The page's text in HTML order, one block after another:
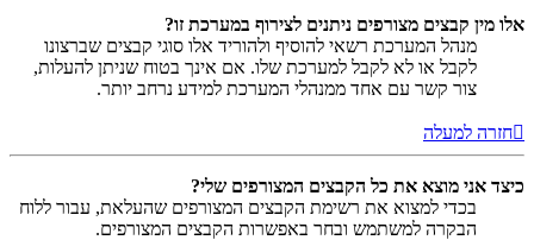
אלו מין קבצים מצורפים ניתנים לצירוף במערכת זו?
מנהל המערכת רשאי להוסיף ולהוריד אלו סוגי קבצים שברצונו
לקבל או לא לקבל למערכת שלו. אם אינך בטוח שניתן להעלות,
צור קשר עם אחד ממנהלי המערכת למידע נרחב יותר.
חזרה למעלה
כיצד אני מוצא את כל הקבצים המצורפים שלי?
בכדי למצוא את רשימת הקבצים המצורפים שהעלאת, עבור ללוח
הבקרה למשתמש ובחר באפשרות הקבצים המצורפים.